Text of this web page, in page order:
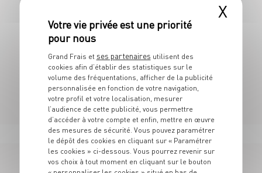
Durée du travail 37h Travail 5 jours sur 7. Travail le
samedi.
Salaire Mensuel Fixe + Taux de commission + Primes
trimestrielles.
X
Grand Frais et ses partenaires utilisent des
cookies afin d’établir des statistiques sur le
volume des fréquentations, afficher de la publicité
personnalisée en fonction de votre navigation,
votre profil et votre localisation, mesurer
l’audience de cette publicité, vous permettre
d’accéder à votre compte et enfin, mettre en œuvre
des mesures de sécurité. Vous pouvez paramétrer
le dépôt des cookies en cliquant sur « Paramétrer
les cookies » ci-dessous. Vous pourrez revenir sur
vos choix à tout moment en cliquant sur le bouton